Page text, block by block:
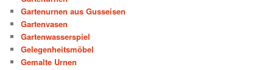
Gartenurnen aus Gusseisen
Gartenvasen
Gartenwasserspiel
Gelegenheitsmöbel
Gemalte Urnen